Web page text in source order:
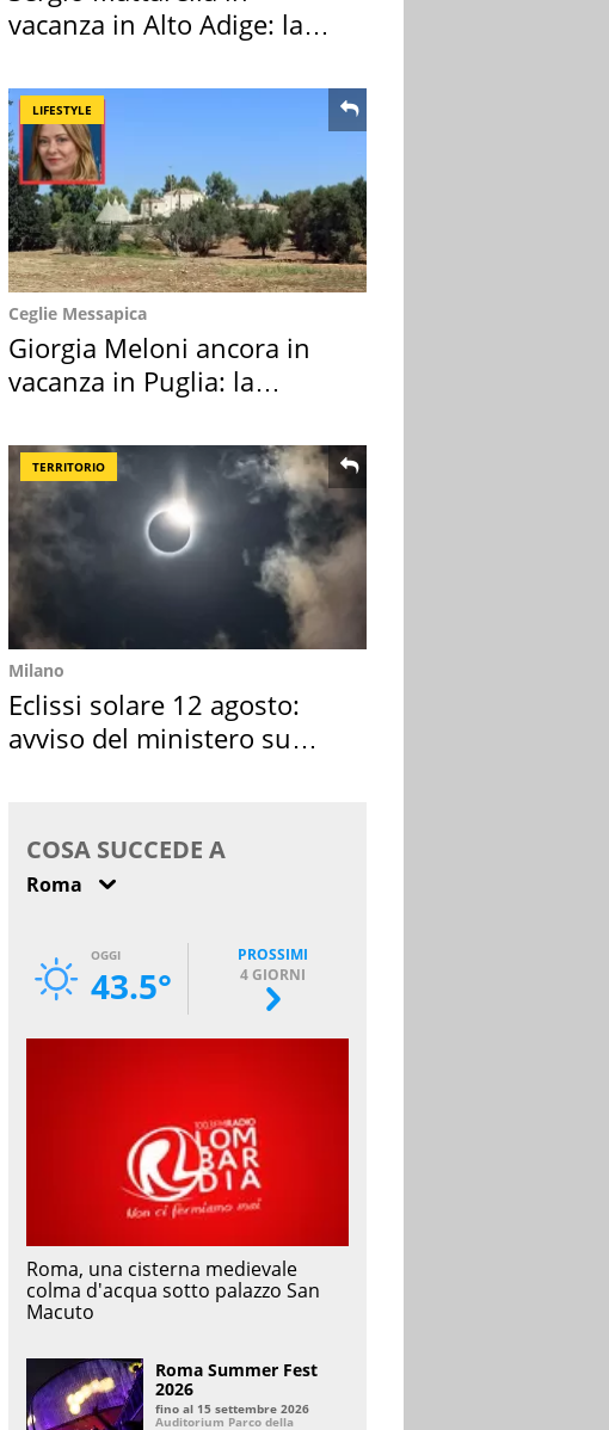
vacanza in Alto Adige: la
LIFESTYLE
Ceglie Messapica
Giorgia Meloni ancora in
vacanza in Puglia: la
TERRITORIO
Milano
Eclissi solare 12 agosto:
avviso del ministero su